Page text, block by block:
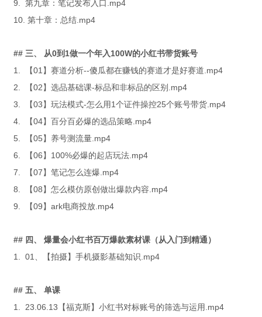
9. 第九章：笔记发布入口.mp4
10. 第十章：总结.mp4
## 三、 从0到1做一个年入100W的小红书带货账号
1. 【01】赛道分析--傻瓜都在赚钱的赛道才是好赛道.mp4
2. 【02】选品基础课-标品和非标品的区别.mp4
3. 【03】玩法模式-怎么用1个证件操控25个账号带货.mp4
4. 【04】百分百必爆的选品策略.mp4
5. 【05】养号测流量.mp4
6. 【06】100%必爆的起店玩法.mp4
7. 【07】笔记怎么连爆.mp4
8. 【08】怎么模仿原创做出爆款内容.mp4
9. 【09】ark电商投放.mp4
## 四、 爆量会小红书百万爆款素材课（从入门到精通）
1. 01、【拍摄】手机摄影基础知识.mp4
## 五、 单课
1. 23.06.13【福克斯】小红书对标账号的筛选与运用.mp4